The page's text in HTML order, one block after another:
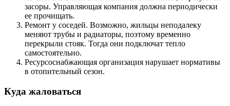
засоры. Управляющая компания должна периодически
ее прочищать.
Ремонт у соседей. Возможно, жильцы неподалеку
меняют трубы и радиаторы, поэтому временно
перекрыли стояк. Тогда они подключат тепло
самостоятельно.
Ресурсоснабжающая организация нарушает нормативы
в отопительный сезон.
Куда жаловаться